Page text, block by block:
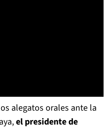
alegatos orales ante la
el presidente de